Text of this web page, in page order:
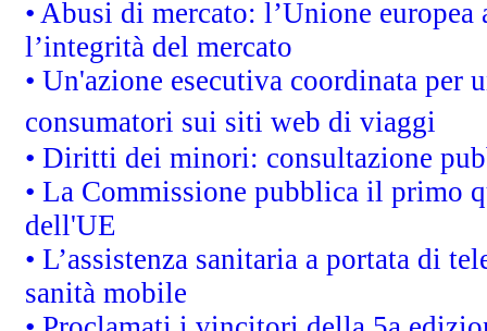
• Abusi di mercato: l’Unione
l’integrità del mercato
• Un'azione esecutiva coordinata
consumatori sui siti web di viaggi
• Diritti dei minori: consultazione
• La Commissione pubblica il primo
dell'UE
• L’assistenza sanitaria a portata di
sanità mobile